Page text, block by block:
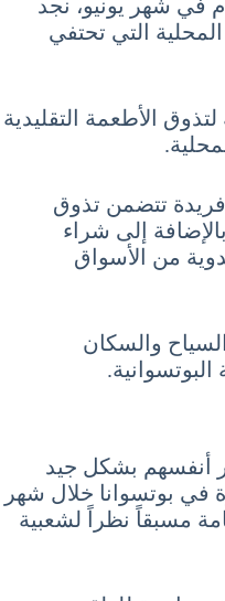
في شهر يونيو، نجد
المحلية التي تحتفي
الأطعمة التقليدية
فريدة تتضمن تذوق
إلى شراء
من الأسواق
والسكان
أنفسهم بشكل جيد
في بوتسوانا خلال شهر
مسبقاً نظراً لشعبية